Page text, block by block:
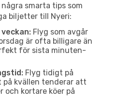
smarta tips som
biljetter till Nyeri:
Flyg som avgår
är ofta billigare än
för sista minuten-
Flyg tidigt på
på kvällen tenderar att
och kortare köer på